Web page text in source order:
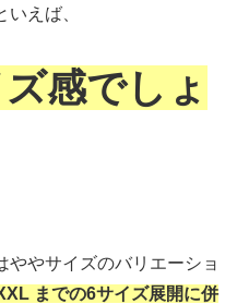
えば、
感でしょ
ややサイズのバリエーショ
までの6サイズ展開に併